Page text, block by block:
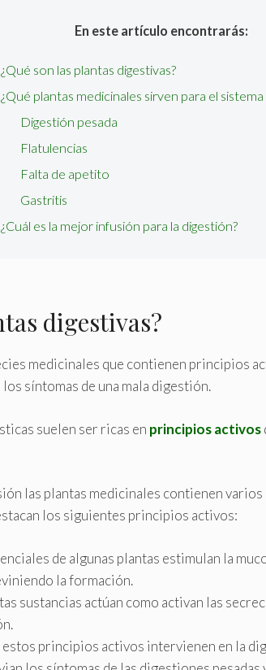
En este artículo encontrarás:
¿Qué son las plantas digestivas?
¿Qué plantas medicinales sirven para el
Digestión pesada
Flatulencias
Falta de apetito
Gastritis
¿Cuál es la mejor infusión para la digestión?
digestivas?
medicinales que contienen principios
síntomas de una mala digestión.
suelen ser ricas en principios activos
las plantas medicinales contienen
los siguientes principios activos:
de algunas plantas estimulan la
la formación.
sustancias actúan como activan las
estos principios activos intervienen en la